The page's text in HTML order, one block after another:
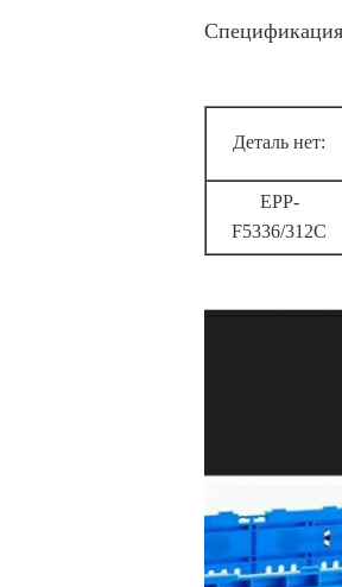
Деталь нет:
EPP-
F5336/312C